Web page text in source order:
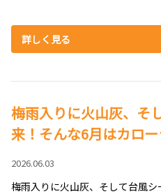
詳しく見る
梅雨入りに火山灰、そ
来！そんな6月はカロー
2026.06.03
梅雨入りに火山灰、そして台風シ